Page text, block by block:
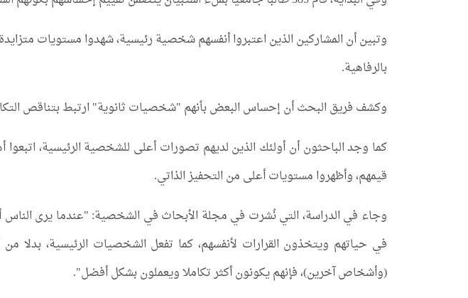
وتبين أن المشاركين الذين اعتبروا أنفسهم شخصية رئيسية، شهدوا مستويات
بالرفاهية.
وكشف فريق البحث أن إحساس البعض بأنهم "شخصيات ثانوية" ارتبط بتناقص
كما وجد الباحثون أن أولئك الذين لديهم تصورات أعلى للشخصية الرئيسية،
قيمهم، وأظهروا مستويات أعلى من التحفيز الذاتي.
وجاء في الدراسة، التي نُشرت في مجلة الأبحاث في الشخصية: "عندما يرى الناس
في حياتهم ويتخذون القرارات لأنفسهم، كما تفعل الشخصيات الرئيسية، بدلا
(وأشخاص آخرين)، فإنهم يكونون أكثر تكاملا ويعملون بشكل أفضل".